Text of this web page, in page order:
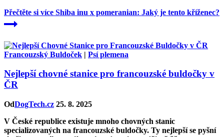
Přečtěte si více Shiba inu x pomeranian: Jaký je tento kříženec?
Francouzský Buldoček | Psí plemena
Nejlepší chovné stanice pro francouzské buldočky v
ČR
OdDogTech.cz 25. 8. 2025
V České republice existuje mnoho chovných stanic
specializovaných na francouzské buldočky. Ty nejlepší se pyšní